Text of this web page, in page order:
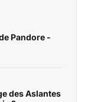
Pandore -
des Aslantes